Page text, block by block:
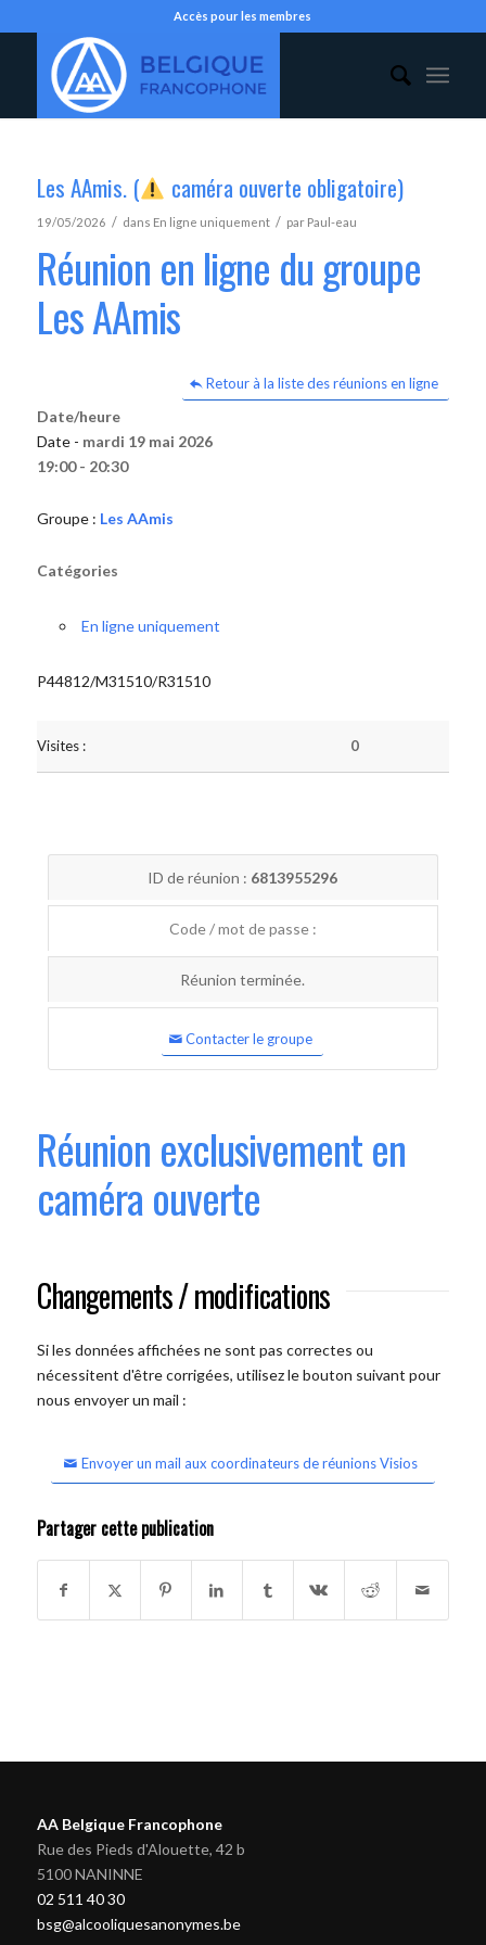
Accès pour les membres
Les AAmis. ( caméra ouverte obligatoire)
19/05/2026 / dans En ligne uniquement / par Paul-eau
Réunion en ligne du groupe
Les AAmis
Retour à la liste des réunions en ligne
Date/heure
Date - mardi 19 mai 2026
19:00 - 20:30
Groupe : Les AAmis
Catégories
En ligne uniquement
P44812/M31510/R31510
Visites : 0
ID de réunion : 6813955296
Code / mot de passe :
Réunion terminée.
Contacter le groupe
Réunion exclusivement en
caméra ouverte
Changements / modifications
Si les données affichées ne sont pas correctes ou
nécessitent d'être corrigées, utilisez le bouton suivant pour
nous envoyer un mail :
Envoyer un mail aux coordinateurs de réunions Visios
Partager cette publication
AA Belgique Francophone
Rue des Pieds d'Alouette, 42 b
5100 NANINNE
02 511 40 30
bsg@alcooliquesanonymes.be